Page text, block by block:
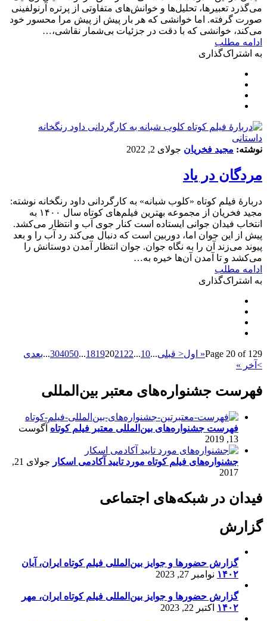
می‌گذرد تعبیرها، تحلیل‌ها و خوانش‌های متفاوتی از پرتره آرنولفینی
صورت گرفته. اما خوانشی که هر بار پیش از پیش مرا محسور خود
می‌کند، خوانشی که با دقت در جزئیات بی‌شمار نقاشی،…
ادامه مطلب
به اشتراک‌گذاری
داستانی
نوشته: مجید فخریان جولای 2, 2022
مردگان در یاد
دربارۀ فیلم کوتاه «کلوب شبانه» به کارگردانی داود رنگخانه نوشته:
مجید فخریان از مجموعه بهترین فیلم‌های کوتاه سال ۱۴۰۰ به
انتخاب فیدان جوانی ایستاده است کنار جوی آب و انتظار می‌کشد.
پیش از این جوان اما، دوربین است که دنبال می‌کند رد آب را و بعد
پیوند می‌زند آن را به نگاه جوان. جوان انتظار آمدن دوستانش را
می‌کشد و تا آمدن آن‌ها خیره به…
ادامه مطلب
به اشتراک‌گذاری
Page 20 of 129« اول< قبلی...
10
...
18192021 22
...
304050
...بعدی
> آخر »
فهرست جشنواره‌های معتبر بین‌المللی
فهرست جشنواره‌های بین‌المللی معتبر فیلم کوتاه آگوست
13, 2019
جشنواره‌های فیلم کوتاه مورد تایید آکادمی اسکار
جولای 21,
2017
فیدان در شبکه‌های اجتماعی
گزارش
گزارش حضورها و جوایز بین‌المللی فیلم کوتاه ایران، آبان
۱۴۰۲ نوامبر 27, 2023
گزارش حضورها و جوایز بین‌المللی فیلم کوتاه ایران، مهر
۱۴۰۲ اکتبر 22, 2023